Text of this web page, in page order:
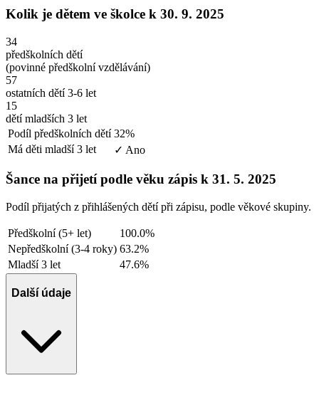
Kolik je dětem ve školce k 30. 9. 2025
34
předškolních dětí
(povinné předškolní vzdělávání)
57
ostatních dětí 3-6 let
15
dětí mladších 3 let
Podíl předškolních dětí 32%
Má děti mladší 3 let
✓ Ano
Šance na přijetí podle věku zápis k 31. 5. 2025
Podíl přijatých z přihlášených dětí při zápisu, podle věkové skupiny.
Předškolní (5+ let)
100.0%
Nepředškolní (3-4 roky) 63.2%
Mladší 3 let
47.6%
Další údaje